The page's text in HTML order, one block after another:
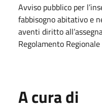
Avviso pubblico per
fabbisogno abitativo e
aventi diritto
Regolamento
A cura di